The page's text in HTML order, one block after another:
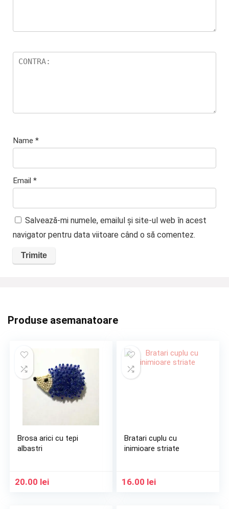
Name *
Email *
Salvează-mi numele, emailul și site-ul web în acest
navigator pentru data viitoare când o să comentez.
Produse asemanatoare
Brosa arici cu tepi
albastri
20.00 lei
Bratari cuplu cu
inimioare striate
16.00 lei